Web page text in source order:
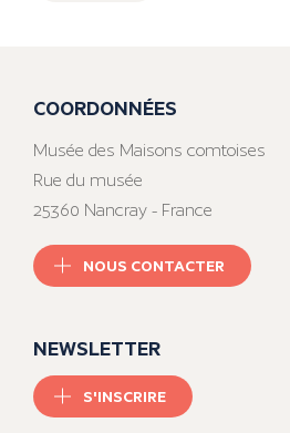
COORDONNÉES
Musée des Maisons comtoises
Rue du musée
25360 Nancray - France
NOUS CONTACTER
NEWSLETTER
S'INSCRIRE